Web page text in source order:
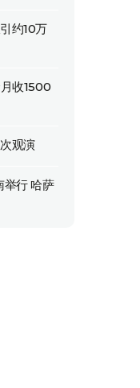
约10万
收1500
观演
行 哈萨